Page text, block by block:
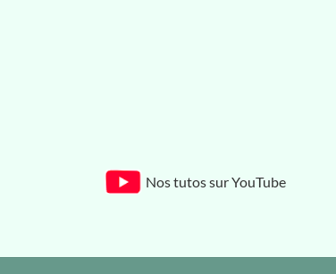
Nos tutos sur YouTube